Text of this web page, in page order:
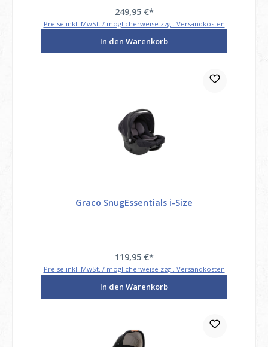
249,95 €*
Preise inkl. MwSt. / möglicherweise zzgl. Versandkosten
In den Warenkorb
Graco SnugEssentials i-Size
119,95 €*
Preise inkl. MwSt. / möglicherweise zzgl. Versandkosten
In den Warenkorb